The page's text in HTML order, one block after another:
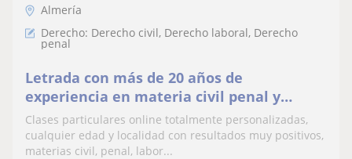
Almería
Derecho: Derecho civil, Derecho laboral, Derecho
penal
Letrada con más de 20 años de
experiencia en materia civil penal y
laboral
Clases particulares online totalmente personalizadas,
cualquier edad y localidad con resultados muy positivos,
materias civil, penal, labor...